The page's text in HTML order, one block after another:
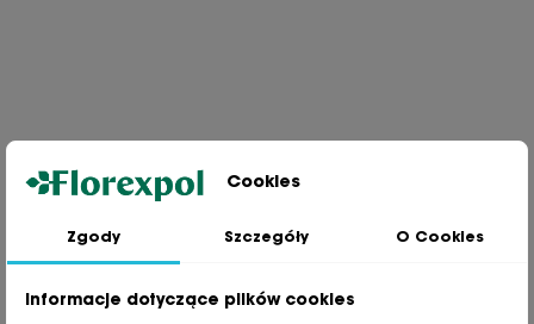
Jesteśmy wiodącą firmą wysyłkową roślin na terenie Polski. Od ponad
30 lat dzielimy się z naszymi Klientami naszą pasją, doświadczeniem i
81 533 23 05
Cookies
Zgody Szczegóły O Cookies
Informacje dotyczące plików cookies